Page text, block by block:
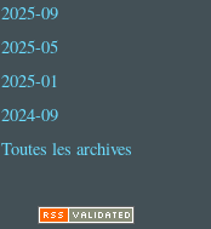
2025-09
2025-05
2025-01
2024-09
Toutes les archives